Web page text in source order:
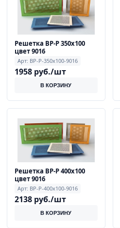
Решетка ВР-Р 350х100
цвет 9016
Арт: ВР-Р-350x100-9016
1958 руб./шт
В КОРЗИНУ
Решетка ВР-Р 400х100
цвет 9016
Арт: ВР-Р-400x100-9016
2138 руб./шт
В КОРЗИНУ